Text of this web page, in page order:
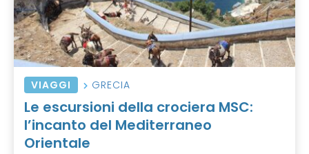
VIAGGI GRECIA
Le escursioni della crociera MSC:
l’incanto del Mediterraneo
Orientale